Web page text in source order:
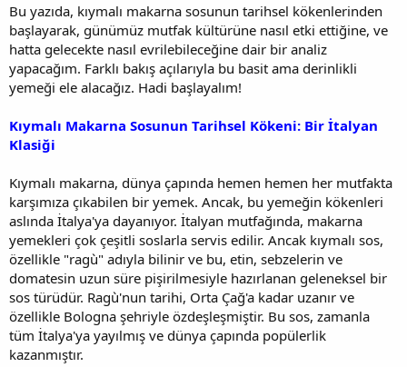
Bu yazıda, kıymalı makarna sosunun tarihsel kökenlerinden
başlayarak, günümüz mutfak kültürüne nasıl etki ettiğine, ve
hatta gelecekte nasıl evrilebileceğine dair bir analiz
yapacağım. Farklı bakış açılarıyla bu basit ama derinlikli
yemeği ele alacağız. Hadi başlayalım!
Kıymalı Makarna Sosunun Tarihsel Kökeni: Bir İtalyan
Klasiği
Kıymalı makarna, dünya çapında hemen hemen her mutfakta
karşımıza çıkabilen bir yemek. Ancak, bu yemeğin kökenleri
aslında İtalya'ya dayanıyor. İtalyan mutfağında, makarna
yemekleri çok çeşitli soslarla servis edilir. Ancak kıymalı sos,
özellikle "ragù" adıyla bilinir ve bu, etin, sebzelerin ve
domatesin uzun süre pişirilmesiyle hazırlanan geleneksel bir
sos türüdür. Ragù'nun tarihi, Orta Çağ'a kadar uzanır ve
özellikle Bologna şehriyle özdeşleşmiştir. Bu sos, zamanla
tüm İtalya'ya yayılmış ve dünya çapında popülerlik
kazanmıştır.